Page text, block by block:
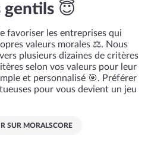
gentils 😇
favoriser les entreprises qui
valeurs morales ⚖️. Nous
plusieurs dizaines de critères
selon vos valeurs pour leur
et personnalisé 🎯. Préférer
pour vous devient un jeu
SUR MORALSCORE